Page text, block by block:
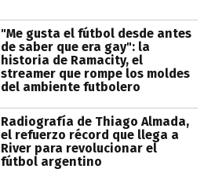
"Me gusta el fútbol desde antes
de saber que era gay": la
historia de Ramacity, el
streamer que rompe los moldes
del ambiente futbolero
Radiografía de Thiago Almada,
el refuerzo récord que llega a
River para revolucionar el
fútbol argentino